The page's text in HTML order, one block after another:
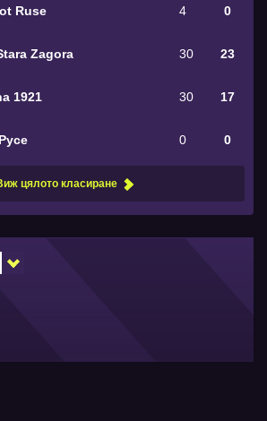
Ruse 4 0
Zagora 30 23
1921 30 17
0 0
цялото класиране